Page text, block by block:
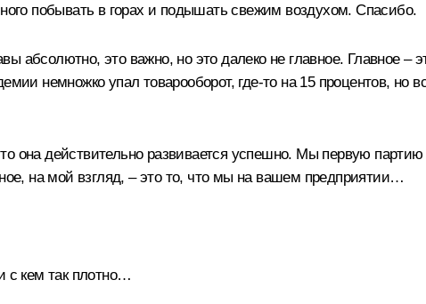
побывать в горах и подышать свежим воздухом. Спасибо.
это важно, но это далеко не главное. Главное –
немножко упал товарооборот, где-то на 15 процентов, но
она действительно развивается успешно. Мы первую
на мой взгляд, – это то, что мы на вашем предприятии…
с кем так плотно…